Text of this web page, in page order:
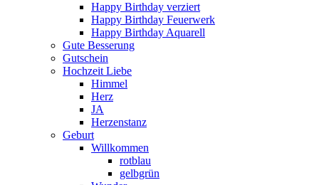
Happy Birthday verziert
Happy Birthday Feuerwerk
Happy Birthday Aquarell
Gute Besserung
Gutschein
Hochzeit Liebe
Himmel
Herz
JA
Herzenstanz
Geburt
Willkommen
rotblau
gelbgrün